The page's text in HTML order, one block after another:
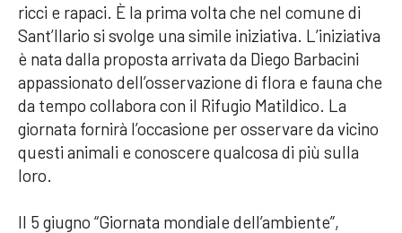
ricci e rapaci. È la prima volta che nel comune di
Sant’Ilario si svolge una simile iniziativa. L’iniziativa
è nata dalla proposta arrivata da Diego Barbacini
appassionato dell’osservazione di flora e fauna che
da tempo collabora con il Rifugio Matildico. La
giornata fornirà l’occasione per osservare da vicino
questi animali e conoscere qualcosa di più sulla
loro.
Il 5 giugno “Giornata mondiale dell’ambiente”,